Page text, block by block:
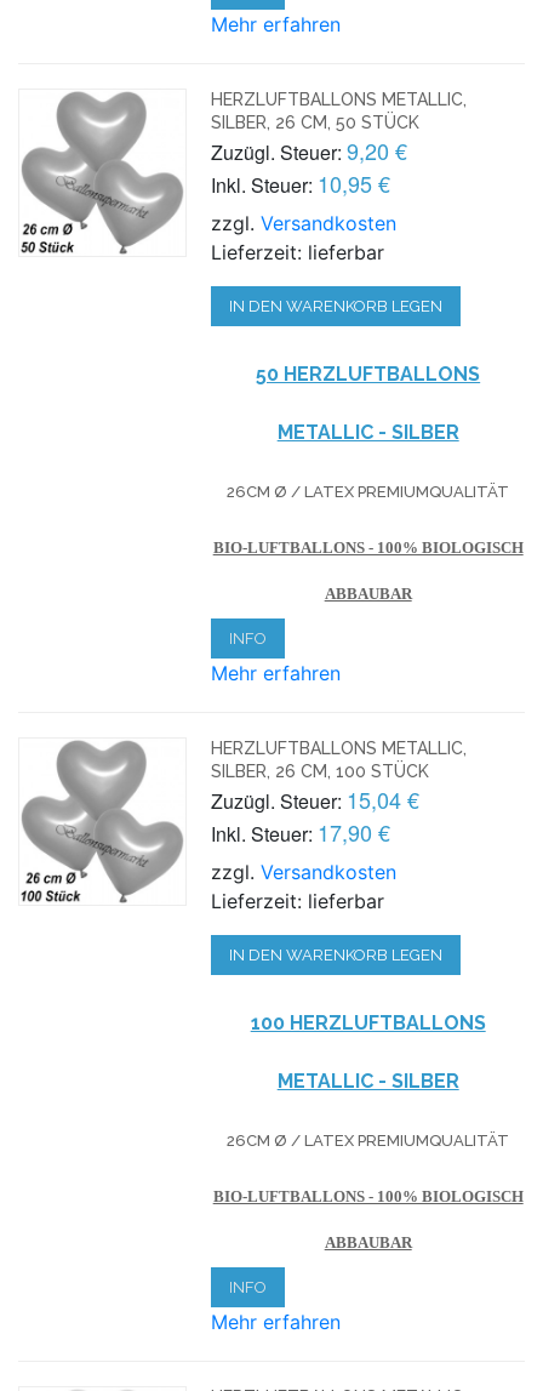
Mehr erfahren
HERZLUFTBALLONS METALLIC,
SILBER, 26 CM, 50 STÜCK
Zuzügl. Steuer: 9,20 €
Inkl. Steuer: 10,95 €
zzgl.Versandkosten
Lieferzeit: lieferbar
IN DEN WARENKORB LEGEN
50 HERZLUFTBALLONS
METALLIC - SILBER
26CM Ø / LATEX PREMIUMQUALITÄT
BIO-LUFTBALLONS - 100% BIOLOGISCH
ABBAUBAR
INFO
Mehr erfahren
HERZLUFTBALLONS METALLIC,
SILBER, 26 CM, 100 STÜCK
Zuzügl. Steuer: 15,04 €
Inkl. Steuer: 17,90 €
zzgl.Versandkosten
Lieferzeit: lieferbar
IN DEN WARENKORB LEGEN
100 HERZLUFTBALLONS
METALLIC - SILBER
26CM Ø / LATEX PREMIUMQUALITÄT
BIO-LUFTBALLONS - 100% BIOLOGISCH
ABBAUBAR
INFO
Mehr erfahren